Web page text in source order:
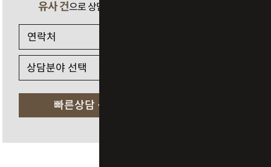
유사 건으로 상담 필요 시